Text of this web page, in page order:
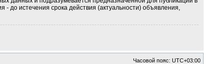
до истечения срока действия (актуальности) объявления,
Часовой пояс:UTC+03:00